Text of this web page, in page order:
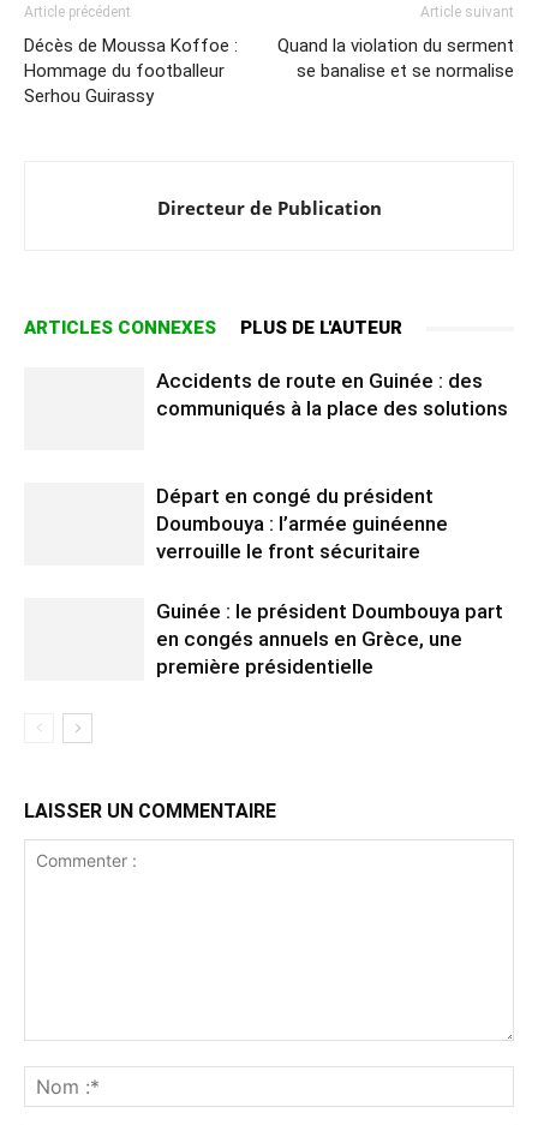
Article précédent
Décès de Moussa Koffoe :
Hommage du footballeur
Serhou Guirassy
Article suivant
Quand la violation du serment
se banalise et se normalise
Directeur de Publication
ARTICLES CONNEXES PLUS DE L'AUTEUR
Accidents de route en Guinée : des
communiqués à la place des solutions
Départ en congé du président
Doumbouya : l’armée guinéenne
verrouille le front sécuritaire
Guinée : le président Doumbouya part
en congés annuels en Grèce, une
première présidentielle
LAISSER UN COMMENTAIRE